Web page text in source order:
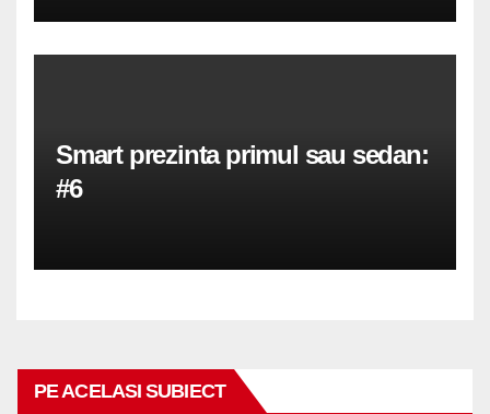
Smart prezinta primul sau sedan:
#6
PE ACELASI SUBIECT